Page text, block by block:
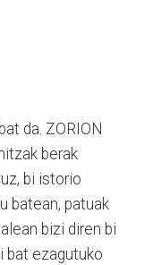
da. ZORION
berak
bi istorio
batean, patuak
bizi diren bi
bat ezagutuko